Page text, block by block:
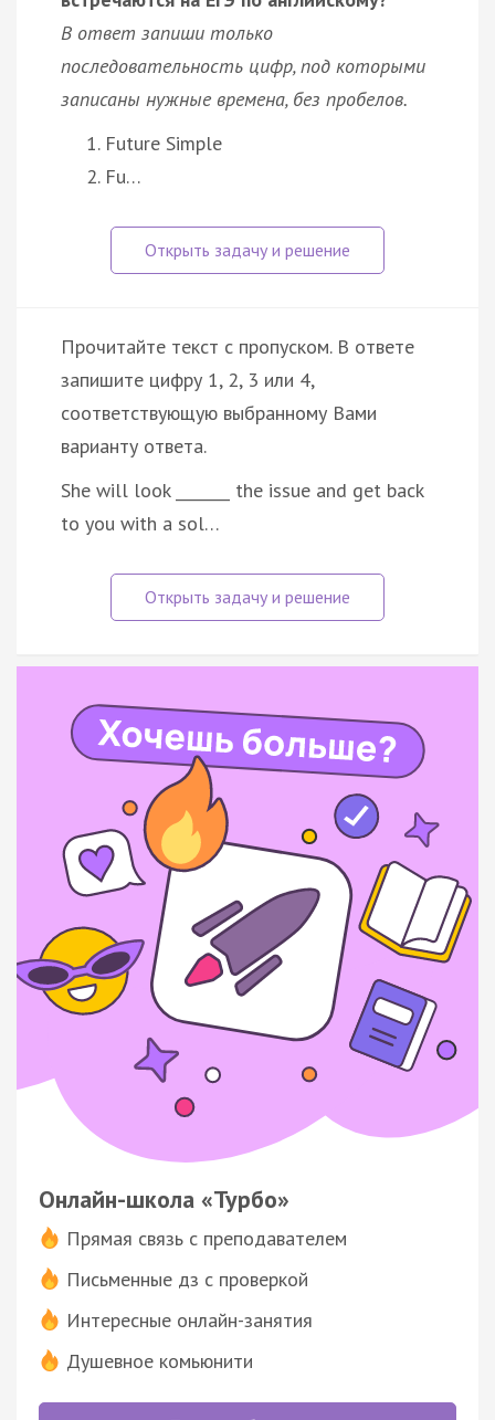
В ответ запиши только
последовательность цифр, под которыми
записаны нужные времена, без пробелов.
Future Simple
Fu…
Прочитайте текст с пропуском. В ответе
запишите цифру 1, 2, 3 или 4,
соответствующую выбранному Вами
варианту ответа.
She will look _______ the issue and get back
to you with a sol…
Онлайн-школа «Турбо»
Прямая связь с преподавателем
Письменные дз с проверкой
Интересные онлайн-занятия
Душевное комьюнити